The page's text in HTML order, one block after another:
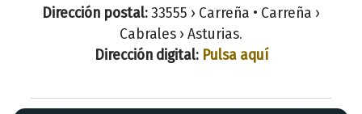
Dirección postal:33555 › Carreña • Carreña ›
Cabrales › Asturias.
Dirección digital: Pulsa aquí